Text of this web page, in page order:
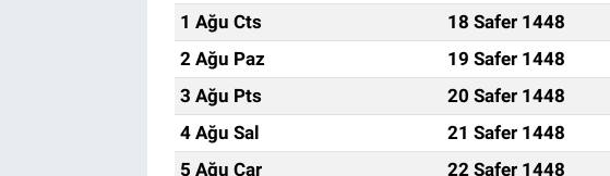
1 Ağu Cts
18 Safer 1448
2 Ağu Paz
19 Safer 1448
3 Ağu Pts
20 Safer 1448
4 Ağu Sal
21 Safer 1448
5 Ağu Çar
22 Safer 1448